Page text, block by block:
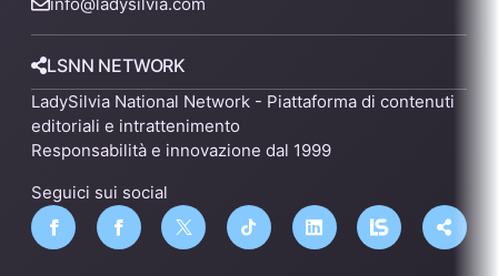
LSNN NETWORK
LadySilvia National Network - Piattaforma di contenuti
editoriali e intrattenimento
Responsabilità e innovazione dal 1999
Seguici sui social